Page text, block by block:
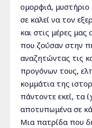
ομορφιά,
σε καλεί να τον
και στις μέρες
που ζούσαν στην
αναζητώντας τις
προγόνων τους,
κομμάτια της
πάντοντε εκεί, τα
αποτυπωμένα σε
Μια πατρίδα που